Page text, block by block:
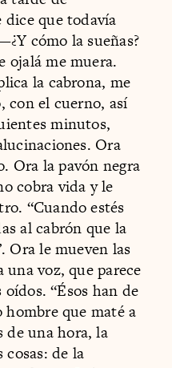
que todavía
cómo la sueñas?
me muera.
la cabrona, me
con el cuerno, así
minutos,
Ora
Ora la pavón negra
cobra vida y le
“Cuando estés
al cabrón que la
Ora le mueven las
una voz, que parece
“Ésos han de
que maté a
de una hora, la
cosas: de la